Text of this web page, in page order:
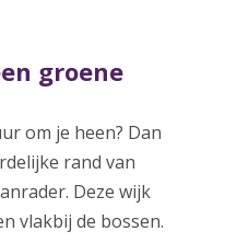
groene
om je heen? Dan
rand van
Deze wijk
vlakbij de bossen.